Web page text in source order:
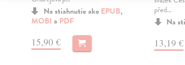
Na stiahnutie ako EPUB,
MOBI a PDF
15,90 €
před...
Na
13,19 €